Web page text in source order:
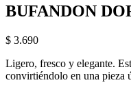
BUFANDON
$ 3.690
Ligero, fresco y elegante.
convirtiéndolo en una pieza